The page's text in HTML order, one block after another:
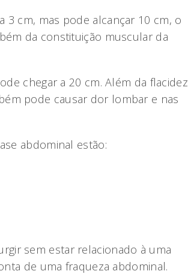
3 cm, mas pode alcançar 10 cm, o
da constituição muscular da
chegar a 20 cm. Além da flacidez
pode causar dor lombar e nas
abdominal estão:
sem estar relacionado à uma
de uma fraqueza abdominal.